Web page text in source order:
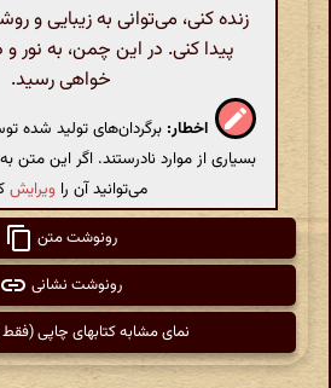
زنده کنی، می‌توانی به زیبایی و
پیدا کنی. در این چمن، به
خواهی رسید.
اخطار: برگردان‌های تولید
بسیاری از موارد نادرستند. اگر این
می‌توانید آن را ویرایش
رونوشت متن
رونوشت نشانی
نمای مشابه کتابهای چاپی (فقط